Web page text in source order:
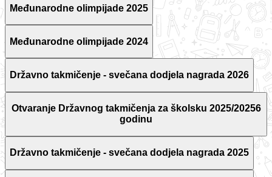
Međunarodne olimpijade 2025
Međunarodne olimpijade 2024
Državno takmičenje - svečana dodjela nagrada 2026
Otvaranje Državnog takmičenja za školsku 2025/20256
godinu
Državno takmičenje - svečana dodjela nagrada 2025